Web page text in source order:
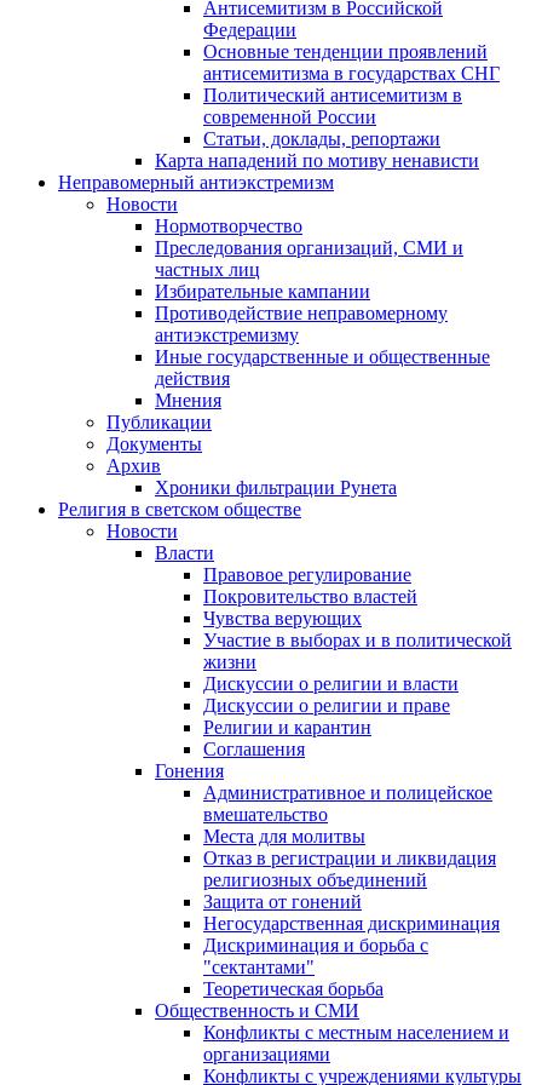
Антисемитизм в Российской
Федерации
Основные тенденции проявлений
антисемитизма в государствах СНГ
Политический антисемитизм в
современной России
Статьи, доклады, репортажи
Карта нападений по мотиву ненависти
Неправомерный антиэкстремизм
Новости
Нормотворчество
Преследования организаций, СМИ и
частных лиц
Избирательные кампании
Противодействие неправомерному
антиэкстремизму
Иные государственные и общественные
действия
Мнения
Публикации
Документы
Архив
Хроники фильтрации Рунета
Религия в светском обществе
Новости
Власти
Правовое регулирование
Покровительство властей
Чувства верующих
Участие в выборах и в политической
жизни
Дискуссии о религии и власти
Дискуссии о религии и праве
Религии и карантин
Соглашения
Гонения
Административное и полицейское
вмешательство
Места для молитвы
Отказ в регистрации и ликвидация
религиозных объединений
Защита от гонений
Негосударственная дискриминация
Дискриминация и борьба с
"сектантами"
Теоретическая борьба
Общественность и СМИ
Конфликты с местным населением и
организациями
Конфликты с учреждениями культуры